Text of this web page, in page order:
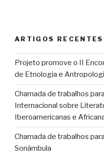
ARTIGOS RECENTES
Projeto promove o II
de Etnologia e
Chamada de trabalhos
Internacional sobre
Iberoamericanas e
Chamada de trabalhos
Sonâmbula